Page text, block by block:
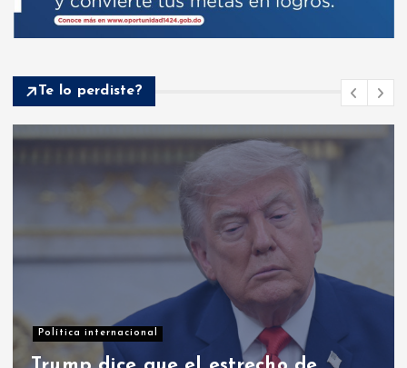
Te lo perdiste?